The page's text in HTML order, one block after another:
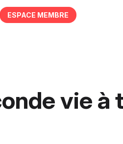
ESPACE MEMBRE
vie à